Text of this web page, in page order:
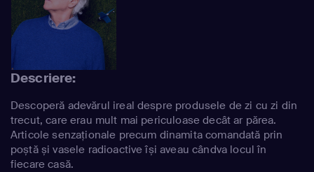
Descriere:
Descoperă adevărul ireal despre produsele de zi cu zi din
trecut, care erau mult mai periculoase decât ar părea.
Articole senzaționale precum dinamita comandată prin
poștă și vasele radioactive își aveau cândva locul în
fiecare casă.